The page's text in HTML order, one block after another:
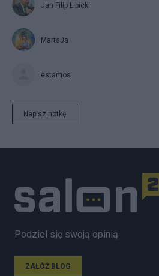
Jan Filip Libicki
MartaJa
estamos
Napisz notkę
Podziel się swoją opinią
ZAŁÓŻ BLOG